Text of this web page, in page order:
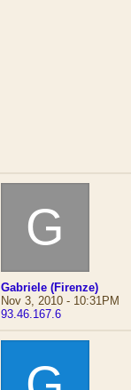
G
Gabriele (Firenze)
Nov 3, 2010 - 10:31PM
93.46.167.6